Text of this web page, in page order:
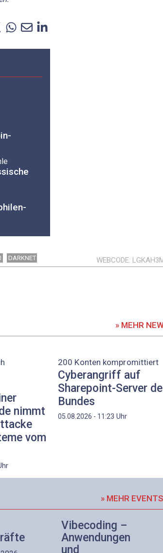
DARKNET WEBCODE
» MEHR
nimmt
vom
200 Konten kompromittiert
Cyberangriff auf
Sharepoint-Server
Bundes
05.08.2026 - 11:23 Uhr
» MEHR EVENTS
Vibecoding –
Anwendungen
und